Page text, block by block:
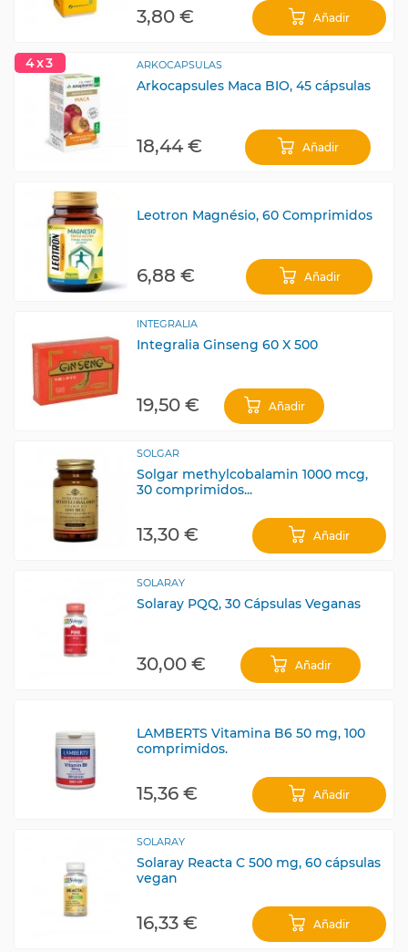
3,80 € Añadir
4x3 ARKOCAPSULAS
Arkocapsules Maca BIO, 45 cápsulas
18,44 € Añadir
Leotron Magnésio, 60 Comprimidos
6,88 € Añadir
INTEGRALIA
Integralia Ginseng 60 X 500
19,50 € Añadir
SOLGAR
Solgar methylcobalamin 1000 mcg,
30 comprimidos...
13,30 € Añadir
SOLARAY
Solaray PQQ, 30 Cápsulas Veganas
30,00 € Añadir
LAMBERTS Vitamina B6 50 mg, 100
comprimidos.
15,36 € Añadir
SOLARAY
Solaray Reacta C 500 mg, 60 cápsulas
vegan
16,33 € Añadir